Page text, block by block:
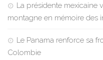
La présidente mexicaine
montagne en mémoire des
Le Panama renforce sa
Colombie